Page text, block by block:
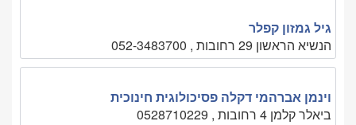
גיל גמזון קפלר
הנשיא הראשון 29 רחובות , 052-3483700
וינמן אברהמי דקלה פסיכולוגית חינוכית
ביאלר קלמן 4 רחובות , 0528710229